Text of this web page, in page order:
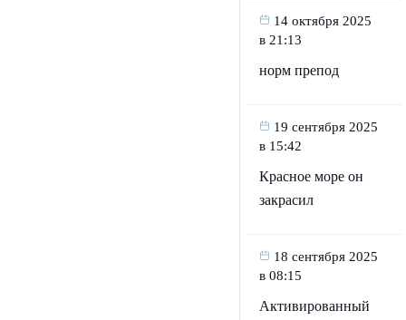
14 октября 2025
в 21:13
норм препод
19 сентября 2025
в 15:42
Красное море он
закрасил
18 сентября 2025
в 08:15
Активированный